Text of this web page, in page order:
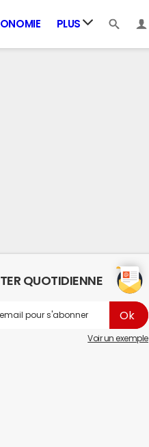
PLUS
QUOTIDIENNE
Voir un exemple